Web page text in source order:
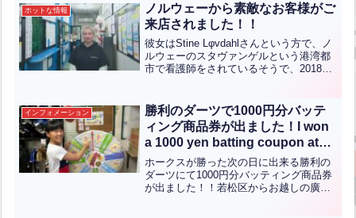
ホットな情報
ノルウェーから素敵なお客様がご
来店されました！！
彼女はStine Lφvdahlさんという方で、ノ
ルウェーのスタヴァンゲルという港湾都
市で看護師をされているそうで、2018年
縄、そしてこれから北海道に向けて北上
して...全文はクリック
インフォメーション
勝利のダーツで1000円分バッテ
ィング商品券が出ました！I won
a 1000 yen batting coupon at
the Victory Darts!【ENG CHT
KOR JPN】
ホークスが勝った次の日に出来る勝利の
ダーツにて1000円分バッティング商品券
が出ました！！若松区からお越しの廣瀬